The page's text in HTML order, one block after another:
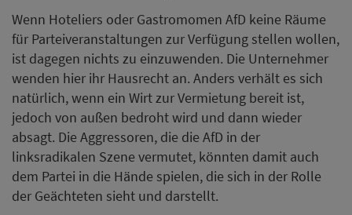
Wenn Hoteliers oder Gastromomen AfD keine Räume
für Parteiveranstaltungen zur Verfügung stellen wollen,
ist dagegen nichts zu einzuwenden. Die Unternehmer
wenden hier ihr Hausrecht an. Anders verhält es sich
natürlich, wenn ein Wirt zur Vermietung bereit ist,
jedoch von außen bedroht wird und dann wieder
absagt. Die Aggressoren, die die AfD in der
linksradikalen Szene vermutet, könnten damit auch
dem Partei in die Hände spielen, die sich in der Rolle
der Geächteten sieht und darstellt.